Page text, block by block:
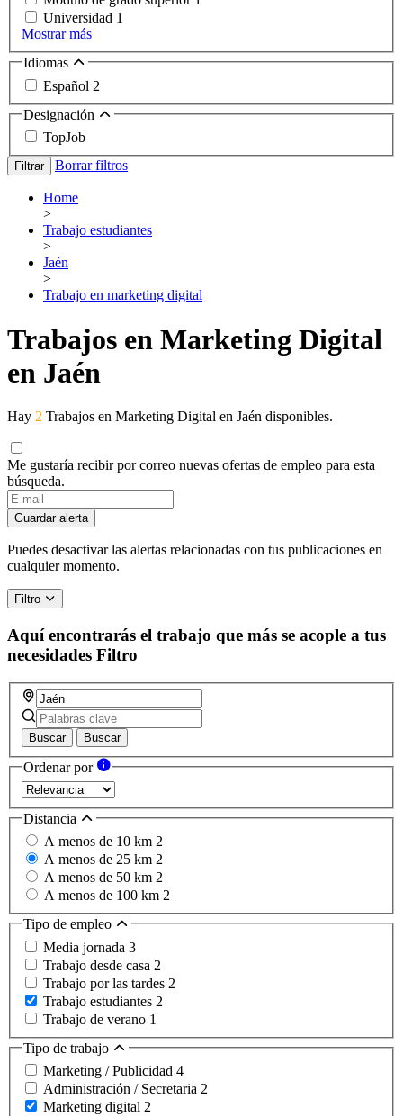
Universidad 1
Mostrar más
Idiomas
Español 2
Designación
TopJob
Filtrar Borrar filtros
Home
>
Trabajo estudiantes
>
Jaén
>
Trabajo en marketing digital
Trabajos en Marketing Digital
en Jaén
Hay 2 Trabajos en Marketing Digital en Jaén disponibles.
Me gustaría recibir por correo nuevas ofertas de empleo para esta
búsqueda.
Guardar alerta
Puedes desactivar las alertas relacionadas con tus publicaciones en
cualquier momento.
Filtro
Aquí encontrarás el trabajo que más se acople a tus
necesidades Filtro
Buscar Buscar
Ordenar por
Distancia
A menos de 10 km 2
A menos de 25 km 2
A menos de 50 km 2
A menos de 100 km 2
Tipo de empleo
Media jornada 3
Trabajo desde casa 2
Trabajo por las tardes 2
Trabajo estudiantes 2
Trabajo de verano 1
Tipo de trabajo
Marketing / Publicidad 4
Administración / Secretaria 2
Marketing digital 2